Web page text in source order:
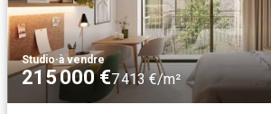
Studio·à vendre
215 000 €7 413 €/m²